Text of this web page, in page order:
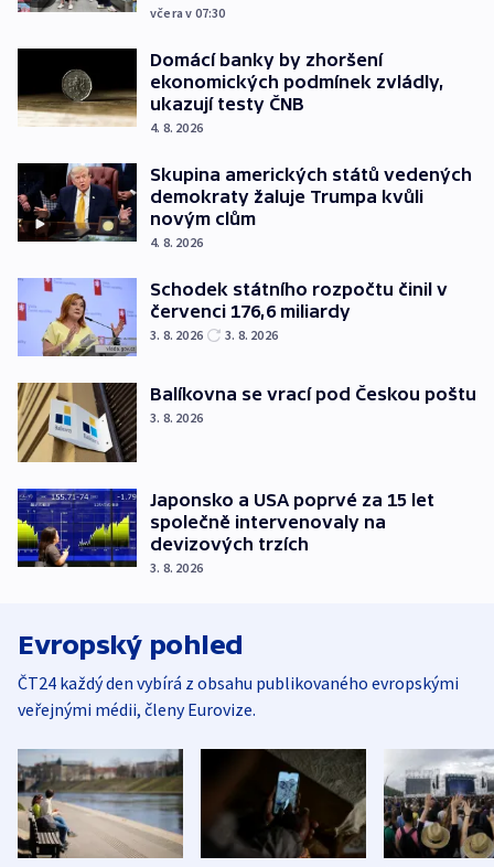
včera v 07:30
Domácí banky by zhoršení
ekonomických podmínek zvládly,
ukazují testy ČNB
4. 8. 2026
Skupina amerických států vedených
demokraty žaluje Trumpa kvůli
novým clům
4. 8. 2026
Schodek státního rozpočtu činil v
červenci 176,6 miliardy
3. 8. 2026 3. 8. 2026
Balíkovna se vrací pod Českou poštu
3. 8. 2026
Japonsko a USA poprvé za 15 let
společně intervenovaly na
devizových trzích
3. 8. 2026
Evropský pohled
ČT24 každý den vybírá z obsahu publikovaného evropskými
veřejnými médii, členy Eurovize.